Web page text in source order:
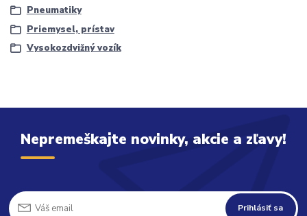
Pneumatiky
Priemysel, prístav
Vysokozdvižný vozík
Nepremeškajte novinky, akcie a zľavy!
Prihlásiť sa